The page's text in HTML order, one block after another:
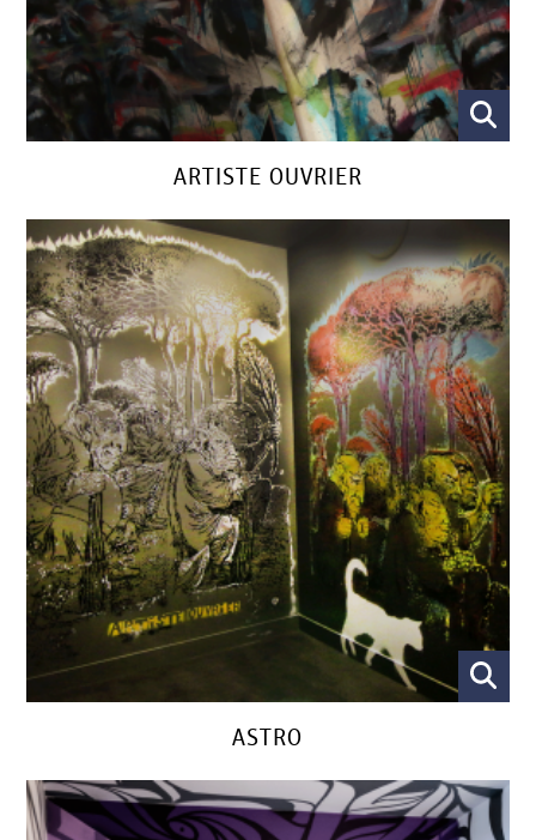
ARTISTE OUVRIER
ASTRO